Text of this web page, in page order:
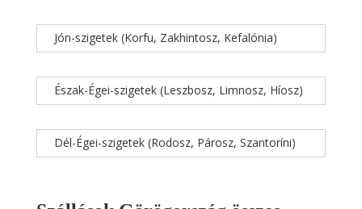
Jón-szigetek (Korfu, Zakhintosz, Kefalónia)
Észak-Égei-szigetek (Leszbosz, Limnosz, Híosz)
Dél-Égei-szigetek (Rodosz, Párosz, Szantoríni)